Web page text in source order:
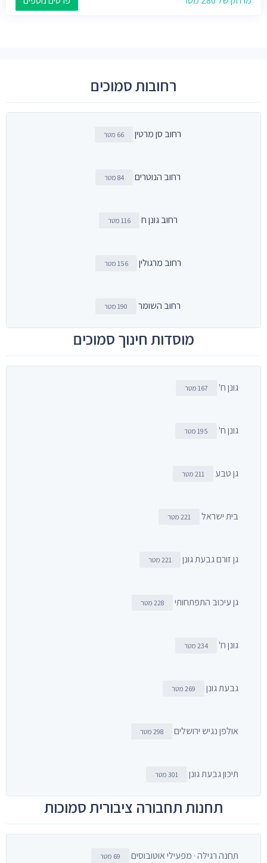
רחובות סמוכים
רחוב סן מרטין 66 מטר
רחוב הנוטרים 84 מטר
רחוב גונן ח 116 מטר
רחוב מרגולין 156 מטר
רחוב השומר 190 מטר
מוסדות חינוך סמוכים
גונן ח' 167 מטר
גונן ח' 195 מטר
גן טבע 211 מטר
בית ישראל 221 מטר
גן זורם גבעת גונן 221 מטר
גן עיכוב התפתחותי 228 מטר
גונן ח' 234 מטר
גבעת גונן 269 מטר
אולפן נגיש ירושלים 298 מטר
תיכון גבעת גונן 301 מטר
תחנות תחבורה ציבורית סמוכות
תחנה רגילה · מפעילי אוטובוסים 69 מטר